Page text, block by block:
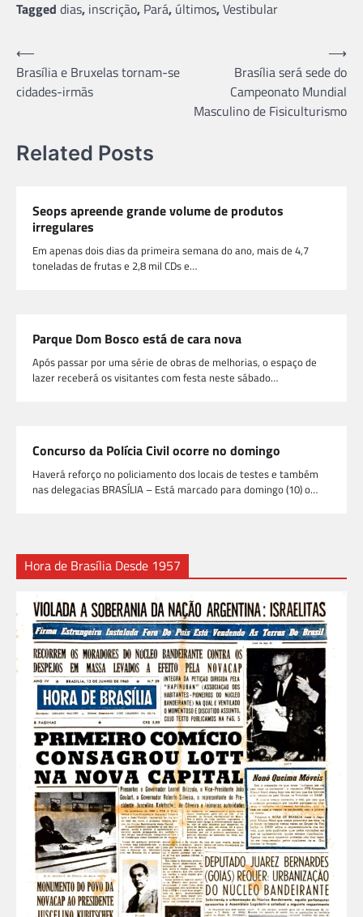
Tagged dias, inscrição, Pará, últimos,Vestibular
Navegação
de
Post
⟵
Brasília e Bruxelas tornam-se
cidades-irmãs
Brasília será sede do
Campeonato Mundial
Masculino de Fisiculturismo
⟶
Related Posts
Seops apreende grande volume de produtos
irregulares
Em apenas dois dias da primeira semana do ano, mais de 4,7
toneladas de frutas e 2,8 mil CDs e…
Parque Dom Bosco está de cara nova
Após passar por uma série de obras de melhorias, o espaço de
lazer receberá os visitantes com festa neste sábado…
Concurso da Polícia Civil ocorre no domingo
Haverá reforço no policiamento dos locais de testes e também
nas delegacias BRASÍLIA – Está marcado para domingo (10) o…
Hora de Brasília Desde 1957